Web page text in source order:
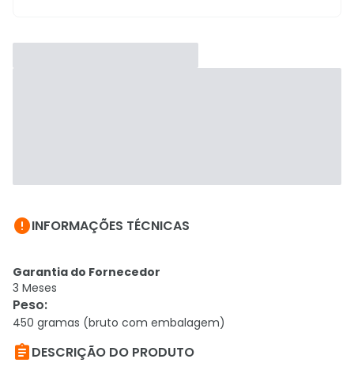
INFORMAÇÕES TÉCNICAS
Garantia do Fornecedor
3 Meses
Peso:
450 gramas (bruto com embalagem)
DESCRIÇÃO DO PRODUTO